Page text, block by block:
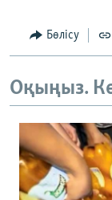
Бөлісу
Оқыңыз.